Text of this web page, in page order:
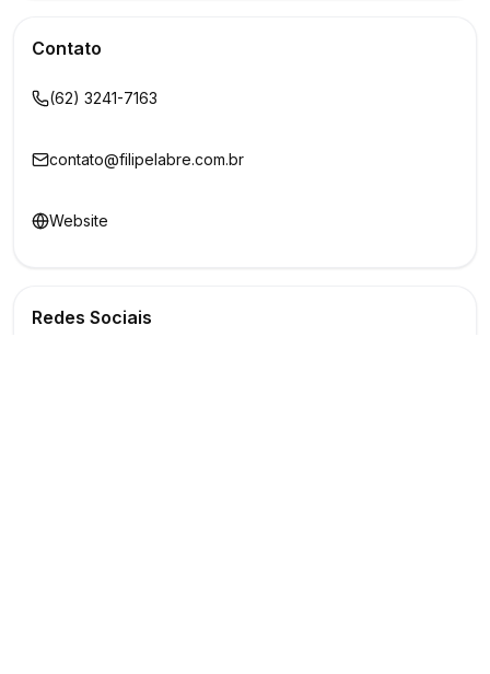
Contato
(62) 3241-7163
contato@filipelabre.com.br
Website
Redes Sociais